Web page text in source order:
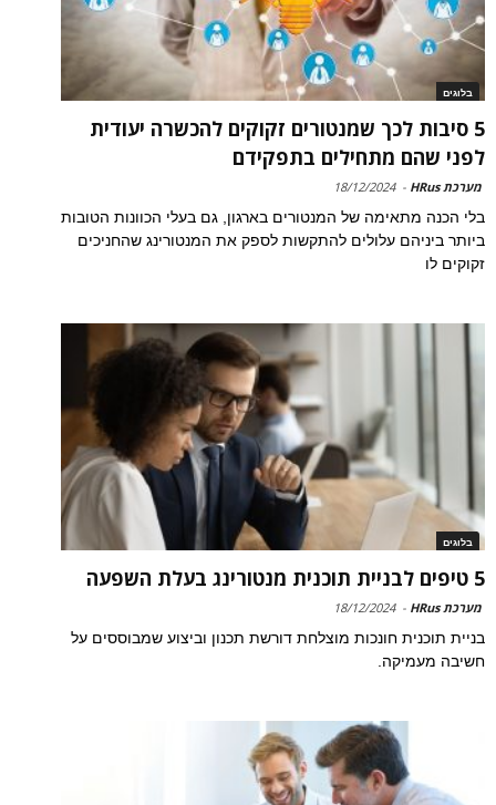
בלוגים
5 סיבות לכך שמנטורים זקוקים להכשרה יעודית
לפני שהם מתחילים בתפקידם
מערכת HRus -
18/12/2024
בלי הכנה מתאימה של המנטורים בארגון, גם בעלי הכוונות הטובות
ביותר ביניהם עלולים להתקשות לספק את המנטורינג שהחניכים
זקוקים לו
בלוגים
5 טיפים לבניית תוכנית מנטורינג בעלת השפעה
מערכת HRus -
18/12/2024
בניית תוכנית חונכות מוצלחת דורשת תכנון וביצוע שמבוססים על
חשיבה מעמיקה.